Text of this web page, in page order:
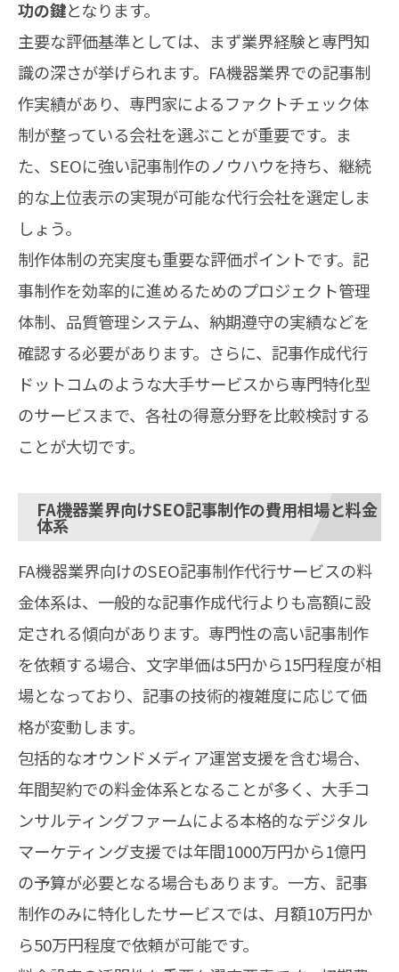
功の鍵となります。
主要な評価基準としては、まず業界経験と専門知
識の深さが挙げられます。FA機器業界での記事制
作実績があり、専門家によるファクトチェック体
制が整っている会社を選ぶことが重要です。ま
た、SEOに強い記事制作のノウハウを持ち、継続
的な上位表示の実現が可能な代行会社を選定しま
しょう。
制作体制の充実度も重要な評価ポイントです。記
事制作を効率的に進めるためのプロジェクト管理
体制、品質管理システム、納期遵守の実績などを
確認する必要があります。さらに、記事作成代行
ドットコムのような大手サービスから専門特化型
のサービスまで、各社の得意分野を比較検討する
ことが大切です。
FA機器業界向けSEO記事制作の費用相場と料金
体系
FA機器業界向けのSEO記事制作代行サービスの料
金体系は、一般的な記事作成代行よりも高額に設
定される傾向があります。専門性の高い記事制作
を依頼する場合、文字単価は5円から15円程度が相
場となっており、記事の技術的複雑度に応じて価
格が変動します。
包括的なオウンドメディア運営支援を含む場合、
年間契約での料金体系となることが多く、大手コ
ンサルティングファームによる本格的なデジタル
マーケティング支援では年間1000万円から1億円
の予算が必要となる場合もあります。一方、記事
制作のみに特化したサービスでは、月額10万円か
ら50万円程度で依頼が可能です。